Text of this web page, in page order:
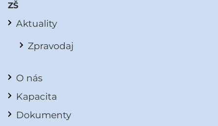
ZŠ
Aktuality
Zpravodaj
O nás
Kapacita
Dokumenty